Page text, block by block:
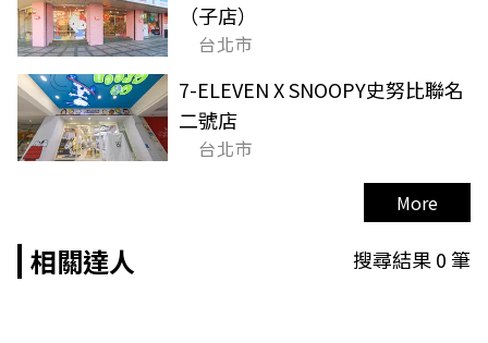
（子店）
台北市
7-ELEVEN X SNOOPY史努比聯名
二號店
台北市
More
相關達人 搜尋結果0筆